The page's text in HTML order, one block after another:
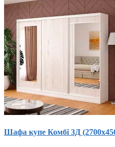
Шафа купе Комбi 3Д